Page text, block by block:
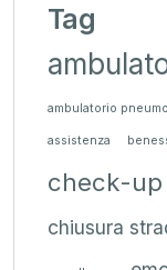
Tag
ambulatorio
assistenza
check-up
chiusura